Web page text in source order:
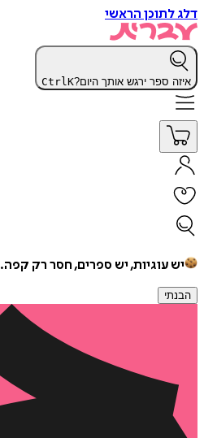
דלג לתוכן הראשי
איזה ספר ירגש אותך היום? CtrlK
יש עוגיות, יש ספרים, חסר רק קפה.
הבנתי